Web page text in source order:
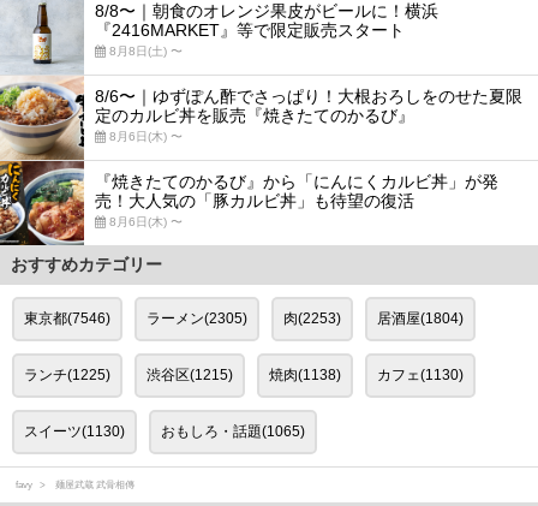
8/8〜｜朝食のオレンジ果皮がビールに！横浜
『2416MARKET』等で限定販売スタート
8月8日(土) 〜
8/6〜｜ゆずぽん酢でさっぱり！大根おろしをのせた夏限
定のカルビ丼を販売『焼きたてのかるび』
8月6日(木) 〜
『焼きたてのかるび』から「にんにくカルビ丼」が発
売！大人気の「豚カルビ丼」も待望の復活
8月6日(木) 〜
おすすめカテゴリー
東京都(7546) ラーメン(2305) 肉(2253) 居酒屋(1804)
ランチ(1225) 渋谷区(1215) 焼肉(1138) カフェ(1130)
スイーツ(1130) おもしろ・話題(1065)
favy 麺屋武蔵 武骨相傳